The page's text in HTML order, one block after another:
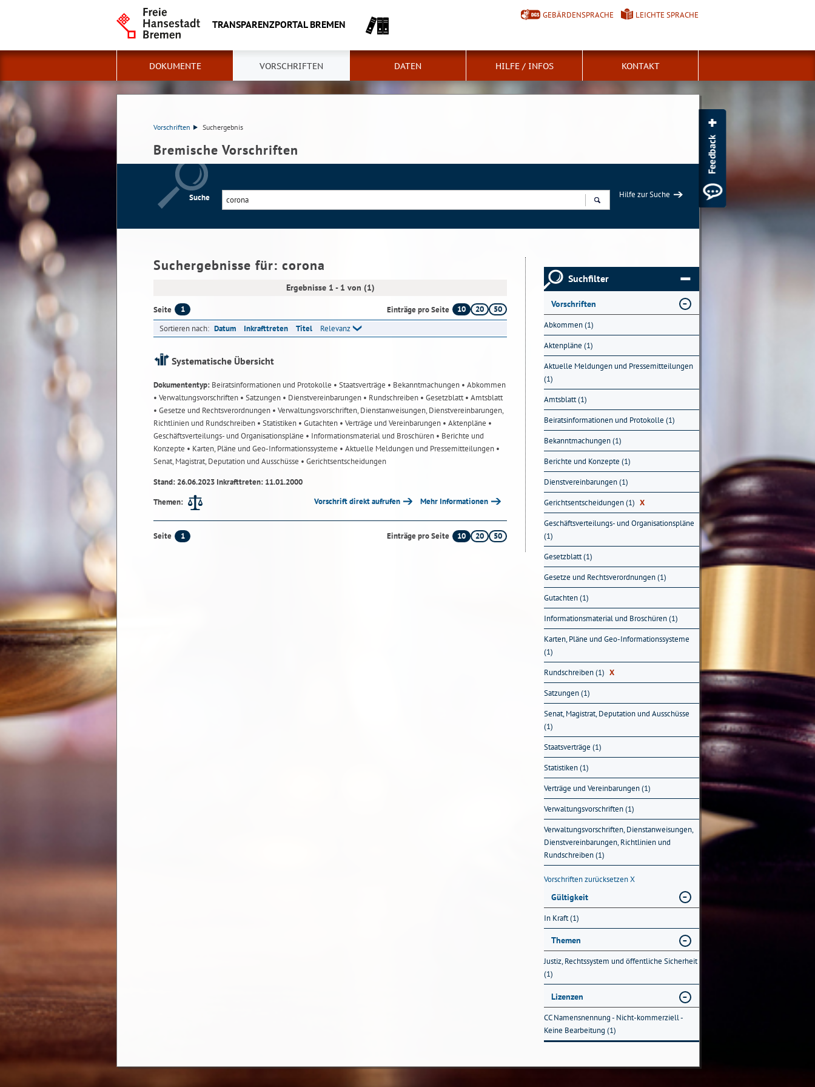
TRANSPARENZPORTAL BREMEN
GEBÄRDENSPRACHE LEICHTE SPRACHE
DOKUMENTE VORSCHRIFTEN DATEN HILFE / INFOS KONTAKT
Vorschriften Suchergebnis
Bremische Vorschriften
Suche
Hilfe zur Suche
Suchergebnisse für: corona
Ergebnisse 1 - 1 von (1)
Seite 1 Einträge pro Seite 10 20
50
Sortieren nach: Datum Inkrafttreten Titel Relevanz
Systematische Übersicht
Dokumententyp: Beiratsinformationen und Protokolle • Staatsverträge • Bekanntmachungen • Abkommen
• Verwaltungsvorschriften • Satzungen • Dienstvereinbarungen • Rundschreiben • Gesetzblatt• Amtsblatt
• Gesetze und Rechtsverordnungen • Verwaltungsvorschriften, Dienstanweisungen, Dienstvereinbarungen,
Richtlinien und Rundschreiben • Statistiken • Gutachten • Verträge und Vereinbarungen • Aktenpläne •
Geschäftsverteilungs- und Organisationspläne • Informationsmaterial und Broschüren • Berichte und
Konzepte • Karten, Pläne und Geo-Informationssysteme • Aktuelle Meldungen und Pressemitteilungen •
Senat, Magistrat, Deputation und Ausschüsse • Gerichtsentscheidungen
Stand: 26.06.2023 Inkrafttreten: 11.01.2000
Themen:
Vorschrift direkt aufrufen Mehr Informationen
Seite 1 Einträge pro Seite 10 20 50
Suchfilter
Vorschriften
Abkommen (1)
Aktenpläne (1)
Aktuelle Meldungen und Pressemitteilungen
(1)
Amtsblatt (1)
Beiratsinformationen und Protokolle (1)
Bekanntmachungen (1)
Berichte und Konzepte (1)
Dienstvereinbarungen (1)
Gerichtsentscheidungen (1) X
Geschäftsverteilungs- und Organisationspläne
(1)
Gesetzblatt (1)
Gesetze und Rechtsverordnungen (1)
Gutachten (1)
Informationsmaterial und Broschüren (1)
Karten, Pläne und Geo-Informationssysteme
(1)
Rundschreiben (1) X
Satzungen (1)
Senat, Magistrat, Deputation und Ausschüsse
(1)
Staatsverträge (1)
Statistiken (1)
Verträge und Vereinbarungen (1)
Verwaltungsvorschriften (1)
Verwaltungsvorschriften, Dienstanweisungen,
Dienstvereinbarungen, Richtlinien und
Rundschreiben (1)
Vorschriften zurücksetzenX
Gültigkeit
In Kraft (1)
Themen
Justiz, Rechtssystem und öffentliche Sicherheit
(1)
Lizenzen
CC Namensnennung - Nicht-kommerziell -
Keine Bearbeitung (1)